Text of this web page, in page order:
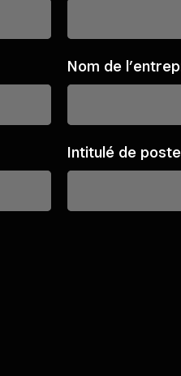
Nom de
Intitulé de poste